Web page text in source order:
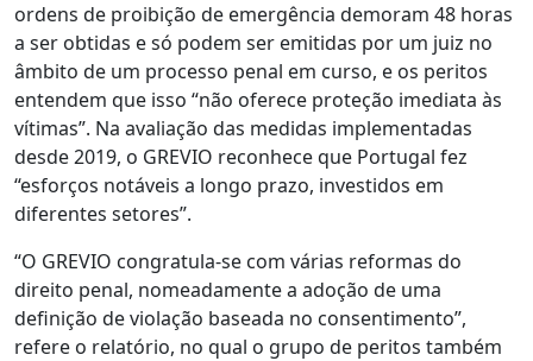
ordens de proibição de emergência demoram 48 horas
a ser obtidas e só podem ser emitidas por um juiz no
âmbito de um processo penal em curso, e os peritos
entendem que isso “não oferece proteção imediata às
vítimas”. Na avaliação das medidas implementadas
desde 2019, o GREVIO reconhece que Portugal fez
“esforços notáveis a longo prazo, investidos em
diferentes setores”.
“O GREVIO congratula-se com várias reformas do
direito penal, nomeadamente a adoção de uma
definição de violação baseada no consentimento”,
refere o relatório, no qual o grupo de peritos também